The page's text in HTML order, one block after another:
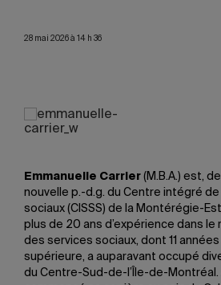
28 mai 2026 à 14 h 36
Emmanuelle Carrier (M.B.A.) est,
nouvelle p.-d.g. du Centre intégré
sociaux (CISSS) de la Montérégie-
plus de 20 ans d’expérience dans
des services sociaux, dont 11
supérieure, a auparavant occupé
du Centre-Sud-de-l’Île-de-Montréal.